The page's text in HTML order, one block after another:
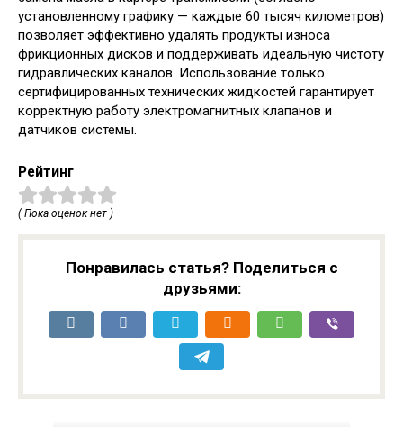
установленному графику — каждые 60 тысяч километров)
позволяет эффективно удалять продукты износа
фрикционных дисков и поддерживать идеальную чистоту
гидравлических каналов. Использование только
сертифицированных технических жидкостей гарантирует
корректную работу электромагнитных клапанов и
датчиков системы.
Рейтинг
( Пока оценок нет )
Понравилась статья? Поделиться с
друзьями: